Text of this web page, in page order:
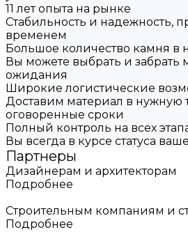
11 лет опыта на рынке
Стабильность и надежность,
временем
Большое количество камня в
Вы можете выбрать и забрать
ожидания
Широкие логистические
Доставим материал в нужную
оговоренные сроки
Полный контроль на всех
Вы всегда в курсе статуса
Партнеры
Дизайнерам и архитекторам
Подробнее
Строительным компаниям и
Подробнее